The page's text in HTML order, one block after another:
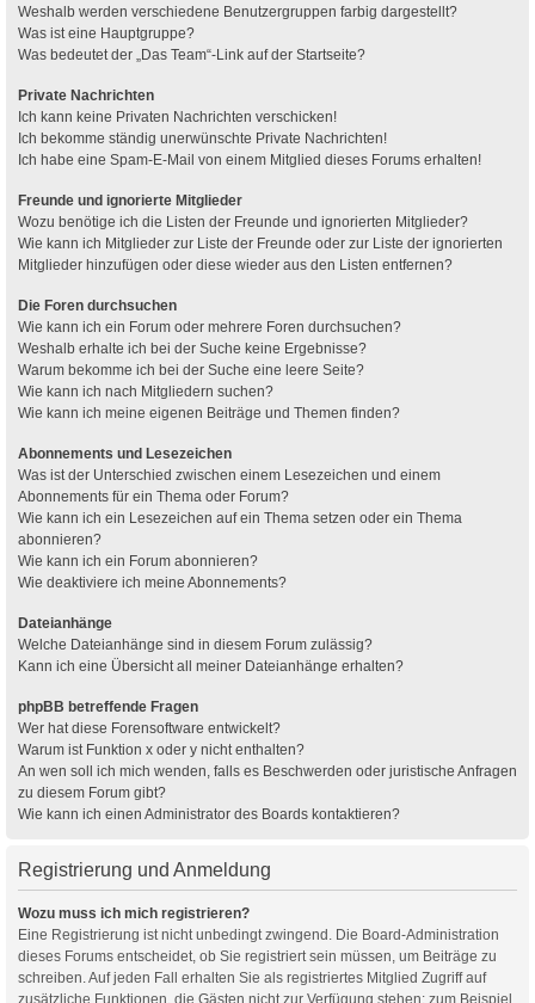
Weshalb werden verschiedene Benutzergruppen farbig dargestellt?
Was ist eine Hauptgruppe?
Was bedeutet der „Das Team“-Link auf der Startseite?
Private Nachrichten
Ich kann keine Privaten Nachrichten verschicken!
Ich bekomme ständig unerwünschte Private Nachrichten!
Ich habe eine Spam-E-Mail von einem Mitglied dieses Forums erhalten!
Freunde und ignorierte Mitglieder
Wozu benötige ich die Listen der Freunde und ignorierten Mitglieder?
Wie kann ich Mitglieder zur Liste der Freunde oder zur Liste der ignorierten
Mitglieder hinzufügen oder diese wieder aus den Listen entfernen?
Die Foren durchsuchen
Wie kann ich ein Forum oder mehrere Foren durchsuchen?
Weshalb erhalte ich bei der Suche keine Ergebnisse?
Warum bekomme ich bei der Suche eine leere Seite?
Wie kann ich nach Mitgliedern suchen?
Wie kann ich meine eigenen Beiträge und Themen finden?
Abonnements und Lesezeichen
Was ist der Unterschied zwischen einem Lesezeichen und einem
Abonnements für ein Thema oder Forum?
Wie kann ich ein Lesezeichen auf ein Thema setzen oder ein Thema
abonnieren?
Wie kann ich ein Forum abonnieren?
Wie deaktiviere ich meine Abonnements?
Dateianhänge
Welche Dateianhänge sind in diesem Forum zulässig?
Kann ich eine Übersicht all meiner Dateianhänge erhalten?
phpBB betreffende Fragen
Wer hat diese Forensoftware entwickelt?
Warum ist Funktion x oder y nicht enthalten?
An wen soll ich mich wenden, falls es Beschwerden oder juristische Anfragen
zu diesem Forum gibt?
Wie kann ich einen Administrator des Boards kontaktieren?
Registrierung und Anmeldung
Wozu muss ich mich registrieren?
Eine Registrierung ist nicht unbedingt zwingend. Die Board-Administration
dieses Forums entscheidet, ob Sie registriert sein müssen, um Beiträge zu
schreiben. Auf jeden Fall erhalten Sie als registriertes Mitglied Zugriff auf
zusätzliche Funktionen, die Gästen nicht zur Verfügung stehen: zum Beispiel